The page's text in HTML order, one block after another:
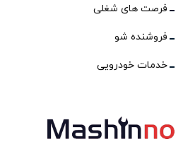
فرصت های شغلی
فروشنده شو
خدمات خودرویی